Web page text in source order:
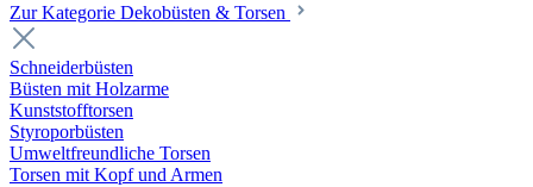
Zur Kategorie Dekobüsten & Torsen
Schneiderbüsten
Büsten mit Holzarme
Kunststofftorsen
Styroporbüsten
Umweltfreundliche Torsen
Torsen mit Kopf und Armen